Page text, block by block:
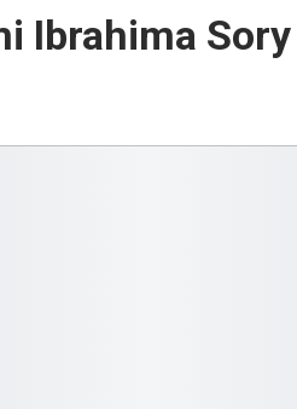
Ibrahima